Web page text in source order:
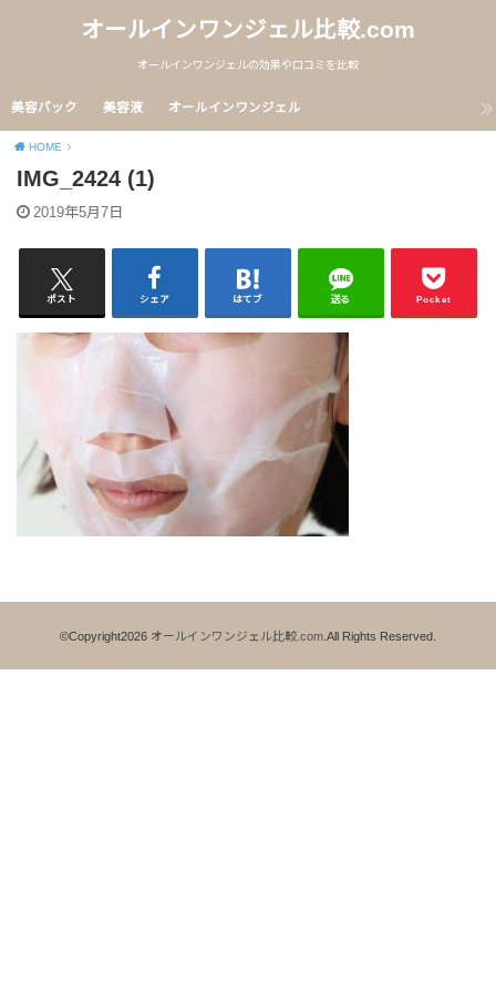
オールインワンジェル比較.com
オールインワンジェルの効果や口コミを比較
美容パック 美容液 オールインワンジェル
HOME
IMG_2424 (1)
2019年5月7日
ポスト シェア はてブ 送る Pocket
©Copyright2026 オールインワンジェル比較.com.All Rights Reserved.